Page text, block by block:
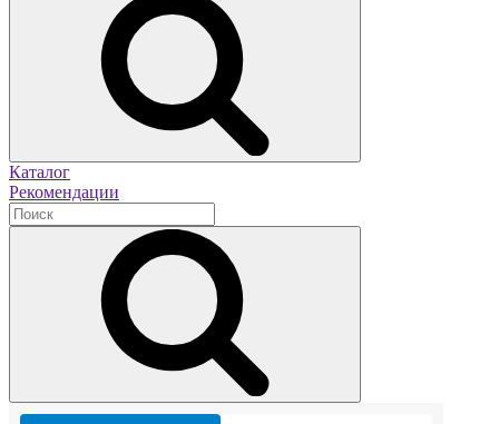
Каталог
Рекомендации